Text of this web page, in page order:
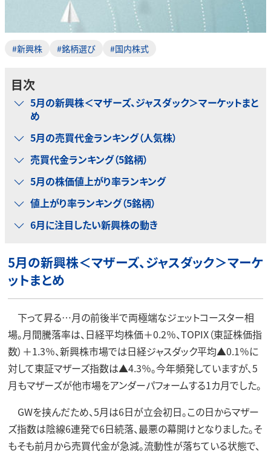
#新興株 #銘柄選び #国内株式
目次
5月の新興株＜マザーズ、ジャスダック＞マーケットまと
め
5月の売買代金ランキング（人気株）
売買代金ランキング（5銘柄）
5月の株価値上がり率ランキング
値上がり率ランキング（5銘柄）
6月に注目したい新興株の動き
5月の新興株＜マザーズ、ジャスダック＞マーケ
ットまとめ
下って昇る…月の前後半で両極端なジェットコースター相
場。月間騰落率は、日経平均株価＋0.2％、TOPIX（東証株価指
数）＋1.3％、新興株市場では日経ジャスダック平均▲0.1％に
対して東証マザーズ指数は▲4.3％。今年頻発していますが、5
月もマザーズが他市場をアンダーパフォームする1カ月でした。
GWを挟んだため、5月は6日が立会初日。この日からマザー
ズ指数は陰線6連発で6日続落、最悪の幕開けとなりました。そ
もそも前月から売買代金が急減。流動性が落ちている状態で、